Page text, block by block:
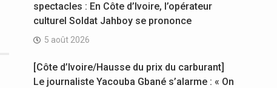
spectacles : En Côte d’Ivoire, l’opérateur
culturel Soldat Jahboy se prononce
5 août 2026
[Côte d’Ivoire/Hausse du prix du carburant]
Le journaliste Yacouba Gbané s’alarme : « On